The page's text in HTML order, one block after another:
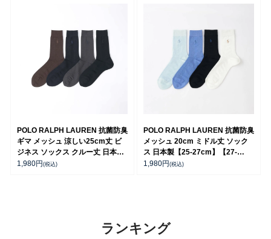
POLO RALPH LAUREN 抗菌防臭
ギマ メッシュ 涼しい25cm丈 ビ
ジネス ソックス クルー丈 日本製
【25-27cm】【27-29cm】
1,980円 (税込)
POLO RALPH LAUREN 抗菌防臭
メッシュ 20cm ミドル丈 ソック
ス 日本製【25-27cm】【27-
29cm】02012538
1,980円 (税込)
ランキング